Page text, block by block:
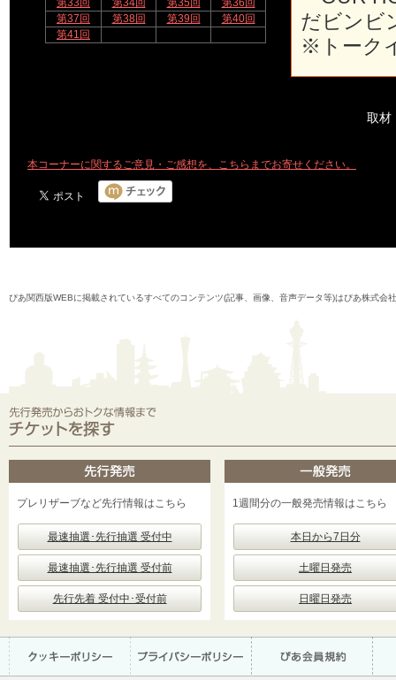
第33回 第34回 第35回
第36回
第37回
第38回 第39回
第40回
第41回
だビンビ
※トーク
取材
本コーナーに関するご意見・ご感想を、こちらまでお寄せください。
ぴあ関西版WEBに掲載されているすべてのコンテンツ(記事、画像、音声データ等)はぴあ株式会
プレリザーブなど先行情報はこちら
最速抽選･先行抽選 受付中
最速抽選･先行抽選 受付前
先行先着 受付中･受付前
1週間分の一般発売情報はこちら
本日から7日分
土曜日発売
日曜日発売